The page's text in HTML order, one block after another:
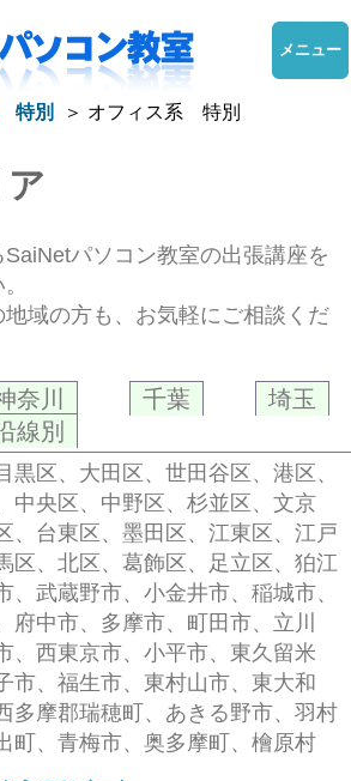
特別 オフィス系 特別
パソコン教室の出張講座を
域の方も、お気軽にご相談くだ
奈川 千葉
埼玉
線別
黒区、大田区、世田谷区、港区、
中央区、中野区、杉並区、文京
、台東区、墨田区、江東区、江戸
区、北区、葛飾区、足立区、狛江
、武蔵野市、小金井市、稲城市、
府中市、多摩市、町田市、立川
、西東京市、小平市、東久留米
市、福生市、東村山市、東大和
多摩郡瑞穂町、あきる野市、羽村
町、青梅市、奥多摩町、檜原村
メニュー